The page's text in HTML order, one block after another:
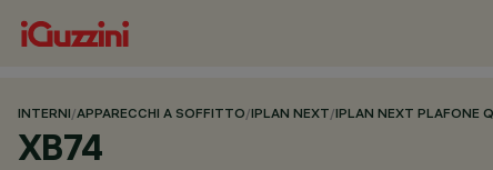
INTERNI/APPARECCHI A SOFFITTO/IPLAN NEXT/IPLAN NEXT PLAFONE
XB74